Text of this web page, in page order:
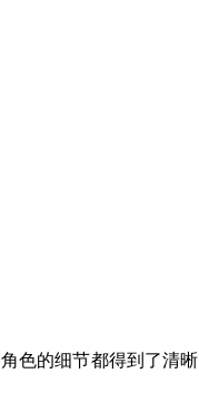
色的细节都得到了清晰